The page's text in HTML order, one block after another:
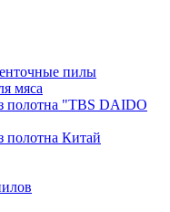
пилы
мяса
полотна "TBS DAIDO
полотна Китай